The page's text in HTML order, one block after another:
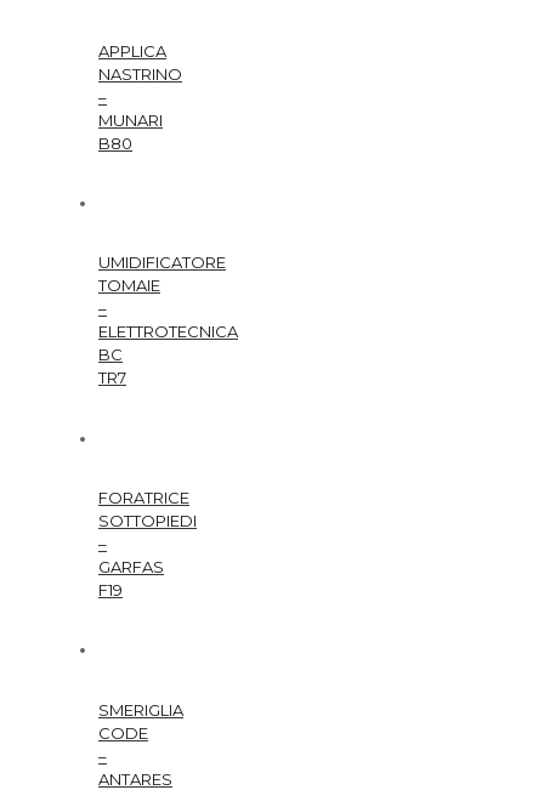
APPLICA
NASTRINO
–
MUNARI
B80
UMIDIFICATORE
TOMAIE
–
ELETTROTECNICA
BC
TR7
FORATRICE
SOTTOPIEDI
–
GARFAS
F19
SMERIGLIA
CODE
–
ANTARES